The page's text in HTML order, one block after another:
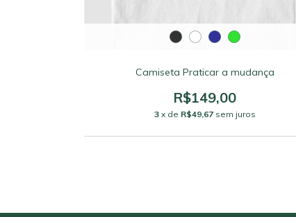
Camiseta Praticar a mudança
R$149,00
3 x de R$49,67 sem juros